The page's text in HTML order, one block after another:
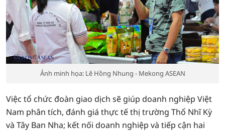
Ảnh minh họa: Lê Hồng Nhung - Mekong ASEAN
Việc tổ chức đoàn giao dịch sẽ giúp doanh nghiệp Việt
Nam phân tích, đánh giá thực tế thị trường Thổ Nhĩ Kỳ
và Tây Ban Nha; kết nối doanh nghiệp và tiếp cận hai